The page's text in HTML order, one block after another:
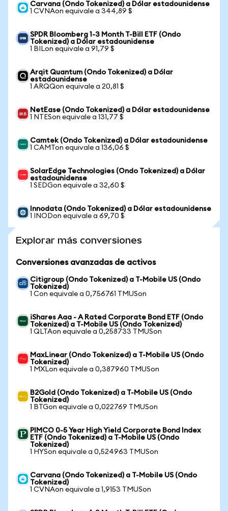
Carvana (Ondo Tokenized) a Dólar estadounidense
1 CVNAon equivale a 344,89 $
SPDR Bloomberg 1-3 Month T-Bill ETF (Ondo
Tokenized) a Dólar estadounidense
1 BILon equivale a 91,79 $
Arqit Quantum (Ondo Tokenized) a Dólar
estadounidense
1 ARQQon equivale a 20,81 $
NetEase (Ondo Tokenized) a Dólar estadounidense
1 NTESon equivale a 131,77 $
Camtek (Ondo Tokenized) a Dólar estadounidense
1 CAMTon equivale a 136,06 $
SolarEdge Technologies (Ondo Tokenized) a Dólar
estadounidense
1 SEDGon equivale a 32,60 $
Innodata (Ondo Tokenized) a Dólar estadounidense
1 INODon equivale a 69,70 $
Explorar más conversiones
Conversiones avanzadas de activos
Citigroup (Ondo Tokenized) a T-Mobile US (Ondo
Tokenized)
1 Con equivale a 0,756761 TMUSon
iShares Aaa - A Rated Corporate Bond ETF (Ondo
Tokenized) a T-Mobile US (Ondo Tokenized)
1 QLTAon equivale a 0,258733 TMUSon
MaxLinear (Ondo Tokenized) a T-Mobile US (Ondo
Tokenized)
1 MXLon equivale a 0,387960 TMUSon
B2Gold (Ondo Tokenized) a T-Mobile US (Ondo
Tokenized)
1 BTGon equivale a 0,022769 TMUSon
PIMCO 0-5 Year High Yield Corporate Bond Index
ETF (Ondo Tokenized) a T-Mobile US (Ondo
Tokenized)
1 HYSon equivale a 0,524963 TMUSon
Carvana (Ondo Tokenized) a T-Mobile US (Ondo
Tokenized)
1 CVNAon equivale a 1,9153 TMUSon